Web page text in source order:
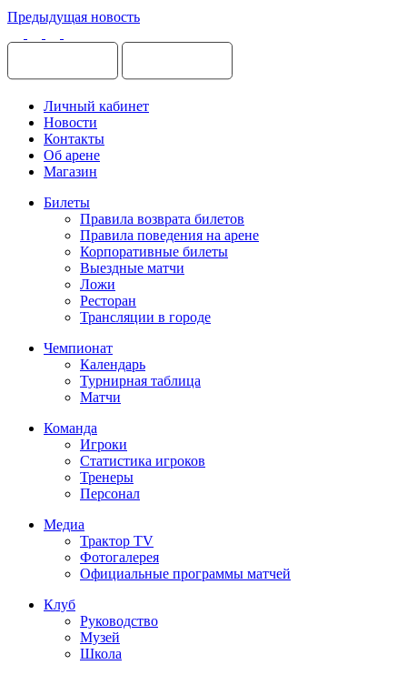
Предыдущая новость
Личный кабинет
Новости
Контакты
Об арене
Магазин
Билеты
Правила возврата билетов
Правила поведения на арене
Корпоративные билеты
Выездные матчи
Ложи
Ресторан
Трансляции в городе
Чемпионат
Календарь
Турнирная таблица
Матчи
Команда
Игроки
Статистика игроков
Тренеры
Персонал
Медиа
Трактор TV
Фотогалерея
Официальные программы матчей
Клуб
Руководство
Музей
Школа